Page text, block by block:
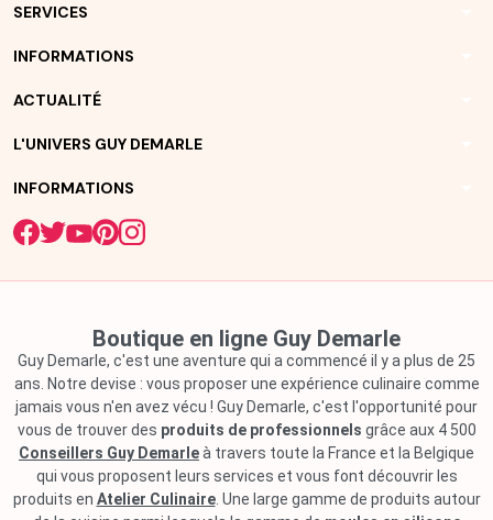
SERVICES
INFORMATIONS
ACTUALITÉ
L'UNIVERS GUY DEMARLE
INFORMATIONS
Boutique en ligne Guy Demarle
Guy Demarle, c'est une aventure qui a commencé il y a plus de 25
ans. Notre devise : vous proposer une expérience culinaire comme
jamais vous n'en avez vécu ! Guy Demarle, c'est l'opportunité pour
vous de trouver des produits de professionnels grâce aux 4 500
Conseillers Guy Demarleà travers toute la France et la Belgique
qui vous proposent leurs services et vous font découvrir les
produits en Atelier Culinaire. Une large gamme de produits autour